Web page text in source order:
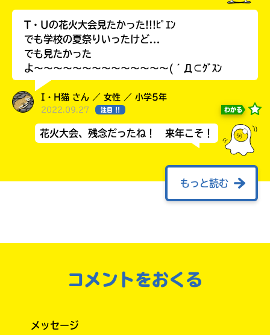
読める
T・Uの花火大会見たかった!!!ﾋﾟｴﾝ
でも学校の夏祭りいったけど...
でも見たかった
よ〜〜〜〜〜〜〜〜〜〜〜〜〜〜(´Д⊂ｸﾞｽﾝ
I・H猫 さん ／ 女性 ／ 小学5年
2022.09.27 注目 !! わかる
花火大会、残念だったね！ 来年こそ！
もっと読む
友達とはぐれて迷子になりかけたこと
：ある意味忘れられない出来事ってやつだ
アリーの夏の思い出は、大好きな
コメントをおくる
メッセージ